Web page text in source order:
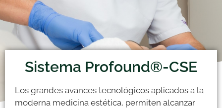
Sistema Profound®-CSE
Los grandes avances tecnológicos aplicados a la
moderna medicina estética, permiten alcanzar